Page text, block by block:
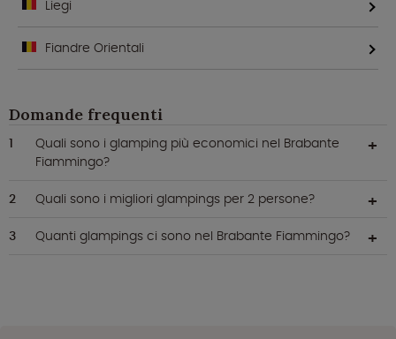
Liegi
Fiandre Orientali
Domande frequenti
Quali sono i glamping più economici nel Brabante
Fiammingo?
Quali sono i migliori glampings per 2 persone?
Quanti glampings ci sono nel Brabante Fiammingo?